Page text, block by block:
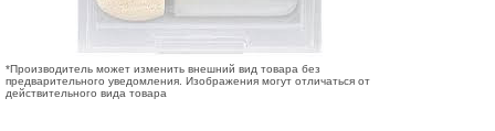
*Производитель может изменить внешний вид товара без
предварительного уведомления. Изображения могут отличаться от
действительного вида товара